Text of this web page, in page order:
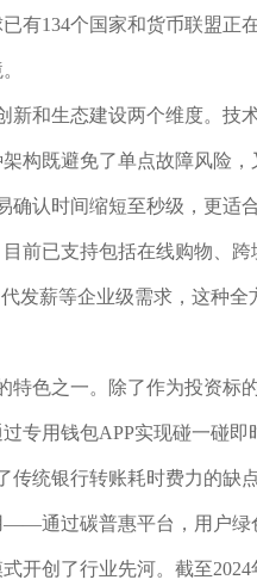
有134个国家和货币联盟正
新和生态建设两个维度。技
构既避免了单点故障风险
确认时间缩短至秒级，更适
前已支持包括在线购物、
发薪等企业级需求，这种
特色之一。除了作为投资标
专用钱包APP实现碰一碰
传统银行转账耗时费力的缺
通过碳普惠平台，用户绿
开创了行业先河。截至